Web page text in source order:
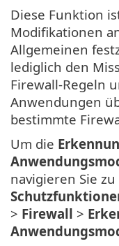
Diese Funktion
Modifikationen
Allgemeinen
lediglich den
Firewall-Regeln
Anwendungen
bestimmte
Um die
navigieren Sie zu
> Firewall >